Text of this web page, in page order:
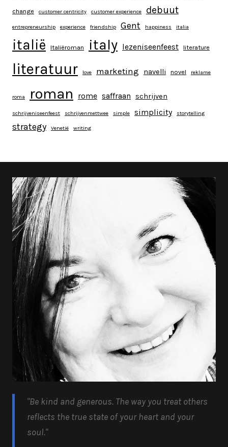
change customer centricity customer experience debuut
entrepreneurship experience friendship Gent happiness italia
italië Italiëroman italy lezeniseenfeest literature
literatuur love marketing navelli novel reklame
roma roman rome saffraan schrijven
schrijveniseenfeest schrijvenmettwee simple simplicity storytelling
strategy Venetië writing
"Be kind and generous. The way you treat others
reflects the true state of your heart and your
soul."